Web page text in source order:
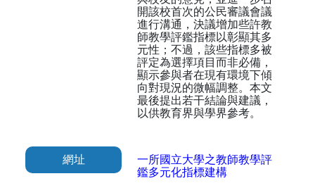
開該校首次的公民審議會議
進行溝通，決議增加些許教
師教學評鑑指標以彰顯其多
元性；不過，該些指標多被
評定為選擇項目而非必備，
顯示參與者在現有環境下傾
向對現況的微幅調整。本文
最後提出若干結論與建議，
以供教育界與學界參考。
網址
一所國立大學之教師教學評
鑑多元化指標建構